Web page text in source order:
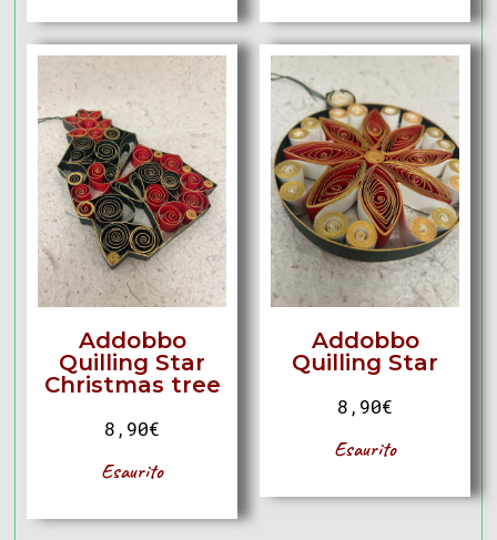
Addobbo
Quilling Star
Christmas tree
8,90€
Esaurito
Addobbo
Quilling Star
8,90€
Esaurito